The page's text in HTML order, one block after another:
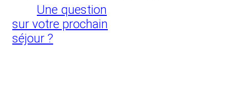
Une question
sur votre prochain
séjour ?